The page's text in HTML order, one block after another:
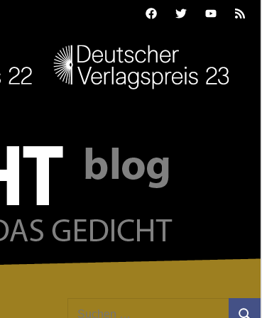
FacebookTwitterYoutubeFeed
Suchen